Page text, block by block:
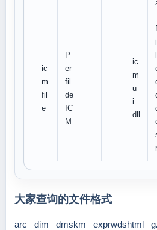
ic
m
fil
e
P
er
fil
de
IC
M
ic
m
u
i.
dll
大家查询的文件格式
arc dim dmskm exprwdshtml